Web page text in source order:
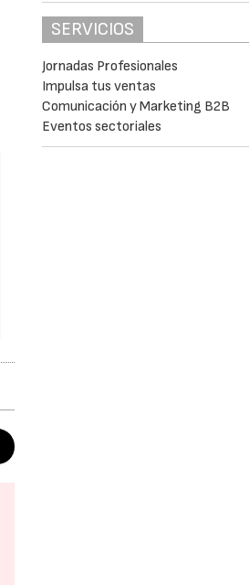
SERVICIOS
Jornadas Profesionales
Impulsa tus ventas
Comunicación y Marketing B2B
Eventos sectoriales